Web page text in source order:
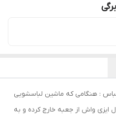
: هنگامی که ماشین لباسشویی
ایزی واش از جعبه خارج کرده و به